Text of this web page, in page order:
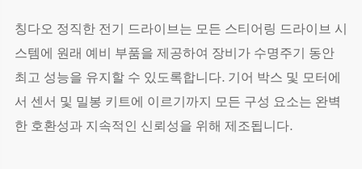
칭다오 정직한 전기 드라이브는 모든 스티어링 드라이브 시
스템에 원래 예비 부품을 제공하여 장비가 수명주기 동안
최고 성능을 유지할 수 있도록합니다. 기어 박스 및 모터에
서 센서 및 밀봉 키트에 이르기까지 모든 구성 요소는 완벽
한 호환성과 지속적인 신뢰성을 위해 제조됩니다.